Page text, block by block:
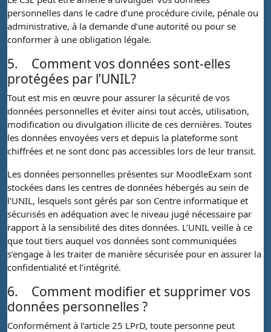
personnelles dans le cadre d’une procédure civile, pénale ou
administrative, à la demande d’une autorité ou pour se
conformer à une obligation légale.
5.
Comment vos données sont-elles
protégées par l’UNIL?
Tout est mis en œuvre pour assurer la sécurité de vos
données personnelles et éviter ainsi tout accès, utilisation,
modification ou divulgation illicite de ces dernières. Toutes
les données envoyées vers et depuis la plateforme sont
chiffrées et ne sont donc pas accessibles lors de leur transit.
Les données personnelles présentes sur MoodleExam sont
stockées dans les centres de données hébergés au sein de
l’UNIL, lesquels sont gérés par son Centre informatique et
sécurisés en adéquation avec le niveau jugé nécessaire par
rapport à la sensibilité des dites données. L’UNIL veille à ce
que tout tiers auquel vos données sont communiquées
s’engage à les traiter de manière sécurisée pour en assurer la
confidentialité et l’intégrité.
6.
Comment modifier et supprimer vos
données personnelles ?
Conformément à l’article 25 LPrD, toute personne peut